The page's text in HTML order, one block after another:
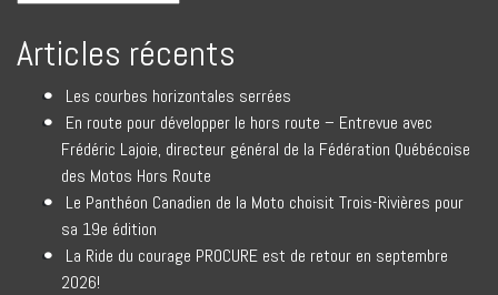
Articles récents
Les courbes horizontales serrées
En route pour développer le hors route – Entrevue avec
Frédéric Lajoie, directeur général de la Fédération Québécoise
des Motos Hors Route
Le Panthéon Canadien de la Moto choisit Trois-Rivières pour
sa 19e édition
La Ride du courage PROCURE est de retour en septembre
2026!